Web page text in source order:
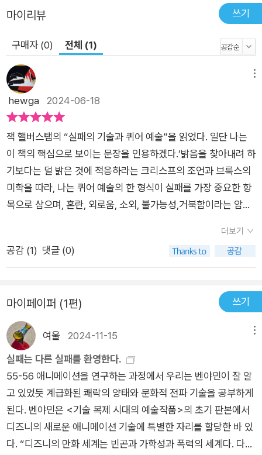
은 급진 페미니즘, 마르크스주의, 퀴어 사상의 복잡한 이론적 패
러다임과 대중문화의 기이하고 때로는 암울한 유물 사이를 두루
살피며 실패의 의미를 탐구한다. 물론 이 여정에 죽은 백인 철학
자들의 판테온은 포함되지 않는다. 그 대신 애니메이션, 대중영
화, 자연 다큐멘터리, 스포츠 사진, 소설, 아방가르드 퍼포먼스가
소개된다. 승자의 반열에서 비껴나 “영예의 뒷자리인 동시에 오
명의 앞자리”를 차지한 4등 수영선수 사진, “미래는 없다”는 구
절로 영국의 박탈당한 이들을 결집시키고자 한 섹스 피스톨스, 퀴
어한 반란을 도모하는 애니메이션의 캐릭터들, 사춘기 남성을 위
한 바보 같은 코미디, 밸러리 솔래너스의 반남성 선언문, 자발적
퇴행을 수행하고자 하는 오노 요코와 퀴어 예술가들에 이르기까
지 안티 히어로와 반영웅이 세밀하게 분석된다. 인간중심주의에
반기를 든 퀴어한 사고방식과 존재들! 저자는 실패를 진정한 삶의
방식으로 주장하기 위해 인간성의 규범에도 문제를 제기한다. 생
동감 넘치는 동물원, 피와 살을 가진 종의 동물원이 자본주의, 이
라는 3각축 사이에 중요한 연결고리를 만들어내 인간과 비인간,
현실과 상상, 생명과 비생명, 사물과 주체 사이의 경계를 초월하
는 것이 어떤 모습일지 상상해볼 수 있게 한다. 핼버스탬이 ‘픽사
반란’ 장르라고 부르는 이 어린이 영화들은 이기적 개인주의보다
집단적 협력을, 무분별한 소비보다 다양한 공동체를, 가족 친족보
다 사회적 유대를 우선시함으로써 권위주의와 신자유주의 정치
체제 모두에 위협이 되는 고도의 정치적인 기획으로 독해된다. 핼
버스탬은 이 책에서 ‘퀴어’라는 단어를 결코 동성애에만 국한시키
지 않는다. ‘퀴어’는 이성애 규범적 자본주의 사회에 비추어볼 때
‘타자’로 간주될 수 있는 것, 혹은 주류에서 비켜난 ‘아웃사이
마이리뷰 쓰기
구매자 (0) 전체 (1)
hewga 2024-06-18
잭 핼버스탬의 “실패의 기술과 퀴어 예술”을 읽었다. 일단 나는
이 책의 핵심으로 보이는 문장을 인용하겠다.‘밝음을 찾아내려 하
기보다는 덜 밝은 것에 적응하라는 크리스프의 조언과 브룩스의
미학을 따라, 나는 퀴어 예술의 한 형식이 실패를 가장 중요한 항
목으로 삼으며, 혼란, 외로움, 소외, 불가능성,거북함이라는 암울
도 게이, 레즈비언, 트랜스를 이 같은 비존재 및 자발적 퇴행의 양
식과 본질적으로 연결하지는 않지만, 퀴어성을 상실과 실패에 결
박하는 사회적, 상징적 시스템이 없어지기를 바랄 수는 없다. 혹
자는 그런 시스템이 없어져서도 안 된다고 말할지도 모른다.‘잭
핼버스탬은 실패와 연결 지을 수밖에 없는 퀴어의 운명을 솔직하
게 털어놓는다. 그는 ’판타스틱 미스터 폭스’, ‘니모를 찾아서‘, ’몬
스터 주식회사’, ‘스펀지 밥’ 등의 애니메이션을 언급하면서 ‘생성
적 실패 모델‘을 만들자고 한다. 파시즘과 퀴어의 연결 고리를 부
인하지 말 것을 요구한다. 실패의 역사를 왜곡하는 것은, 퀴어로
서 퀴어에게 면죄부를 주는 것은 옳지도, 퀴어에게 이롭지도 않기
때문이다. 잭은 퀴어를 향한 애정을 담아 말한다. 죽음과 실망을
우회하지 말고 실패를 수용하자고. 그의 요구는 어쩌면 퀴어 당사
자에게는 가혹하게 느껴질 수도 있다. 하지만 퀴어에게 실패란 결
더보기
공감 (1) 댓글 (0)
마이페이퍼 (1편) 쓰기
여울 2024-11-15
실패는 다른 실패를 환영한다.
55-56 애니메이션을 연구하는 과정에서 우리는 벤야민이 잘 알
고 있었듯 계급화된 쾌락의 양태와 문화적 전파 기술을 공부하게
된다. 벤야민은 <기술 복제 시대의 예술작품>의 초기 판본에서
디즈니의 새로운 애니메이션 기술에 특별한 자리를 할당한 바 있
다. “디즈니의 만화 세계는 빈곤과 가학성과 폭력의 세계다. 다시